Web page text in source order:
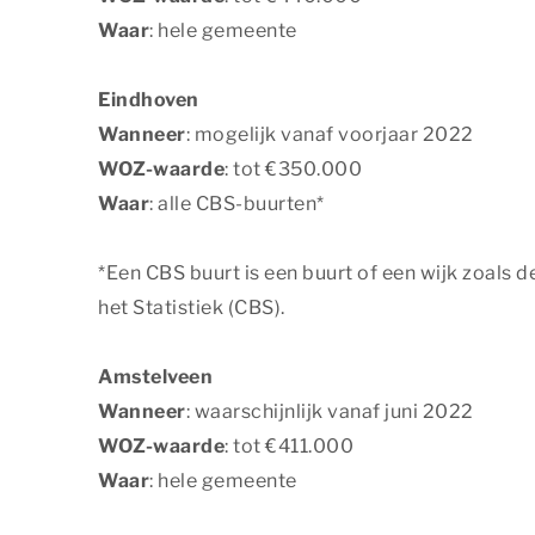
Waar: hele gemeente
Eindhoven
Wanneer: mogelijk vanaf voorjaar 2022
WOZ-waarde: tot €350.000
Waar: alle CBS-buurten*
*Een CBS buurt is een buurt of een wijk zoals
het Statistiek (CBS).
Amstelveen
Wanneer: waarschijnlijk vanaf juni 2022
WOZ-waarde: tot €411.000
Waar: hele gemeente
Functionele